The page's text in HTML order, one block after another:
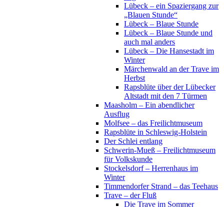
Lübeck – ein Spaziergang zur
„Blauen Stunde“
Lübeck – Blaue Stunde
Lübeck – Blaue Stunde und
auch mal anders
Lübeck – Die Hansestadt im
Winter
Märchenwald an der Trave im
Herbst
Rapsblüte über der Lübecker
Altstadt mit den 7 Türmen
Maasholm – Ein abendlicher
Ausflug
Molfsee – das Freilichtmuseum
Rapsblüte in Schleswig-Holstein
Der Schlei entlang
Schwerin-Mueß – Freilichtmuseum
für Volkskunde
Stockelsdorf – Herrenhaus im
Winter
Timmendorfer Strand – das Teehaus
Trave – der Fluß
Die Trave im Sommer